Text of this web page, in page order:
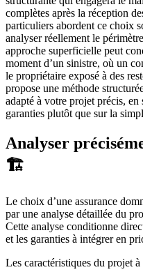
complètes après la réception
particuliers abordent ce choix
analyser réellement le
approche superficielle peut
moment d’un sinistre, où un
le propriétaire exposé à des
propose une méthode
adapté à votre projet précis, en
garanties plutôt que sur la
Analyser
🏗️
Le choix d’une assurance
par une analyse détaillée du
Cette analyse conditionne
et les garanties à intégrer en
Les caractéristiques du projet